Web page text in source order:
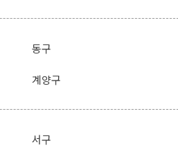
동구
계양구
서구